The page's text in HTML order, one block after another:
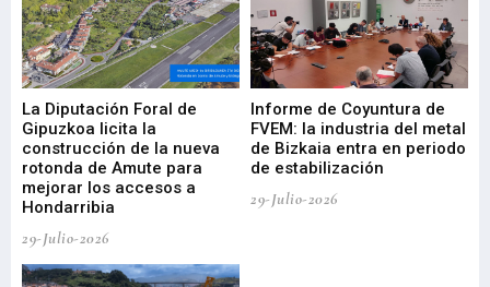
La Diputación Foral de
Gipuzkoa licita la
construcción de la nueva
rotonda de Amute para
mejorar los accesos a
Hondarribia
29-Julio-2026
Informe de Coyuntura de
FVEM: la industria del metal
de Bizkaia entra en periodo
de estabilización
29-Julio-2026